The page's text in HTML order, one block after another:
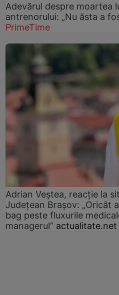
Adevărul despre moartea
antrenorului: „Nu ăsta a
PrimeTime
Adrian Veștea, reacție la
Județean Brașov: „Oricât
bag peste fluxurile
managerul” actualitate.net